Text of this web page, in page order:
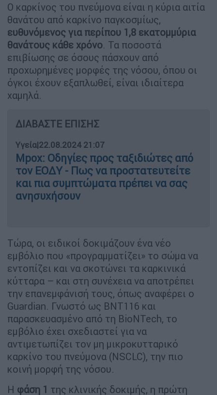
Ο καρκίνος του πνεύμονα είναι η κύρια αιτία
θανάτου από καρκίνο παγκοσμίως,
ευθυνόμενος για περίπου 1,8 εκατομμύρια
θανάτους κάθε χρόνο. Τα ποσοστά
επιβίωσης σε όσους πάσχουν από
προχωρημένες μορφές της νόσου, όπου οι
όγκοι έχουν εξαπλωθεί, είναι ιδιαίτερα
χαμηλά.
ΔΙΑΒΑΣΤΕ ΕΠΙΣΗΣ
Υγεία|22.08.2024 21:07
Mpox: Οδηγίες προς ταξιδιώτες από
τον ΕΟΔΥ - Πως να προστατευτείτε
και πια συμπτώματα πρέπει να σας
ανησυχήσουν
Τώρα, οι ειδικοί δοκιμάζουν ένα νέο
εμβόλιο που «προγραμματίζει» το σώμα να
εντοπίζει και να σκοτώνει τα καρκινικά
κύτταρα – και στη συνέχεια να αποτρέπει
την επανεμφάνισή τους, όπως αναφέρει ο
Guardian. Γνωστό ως BNT116 και
παρασκευασμένο από τη BioNTech, το
εμβόλιο έχει σχεδιαστεί για να
αντιμετωπίζει τον μη μικροκυτταρικό
καρκίνο του πνεύμονα (NSCLC), την πιο
κοινή μορφή της νόσου.
Η φάση 1 της κλινικής δοκιμής, η πρώτη